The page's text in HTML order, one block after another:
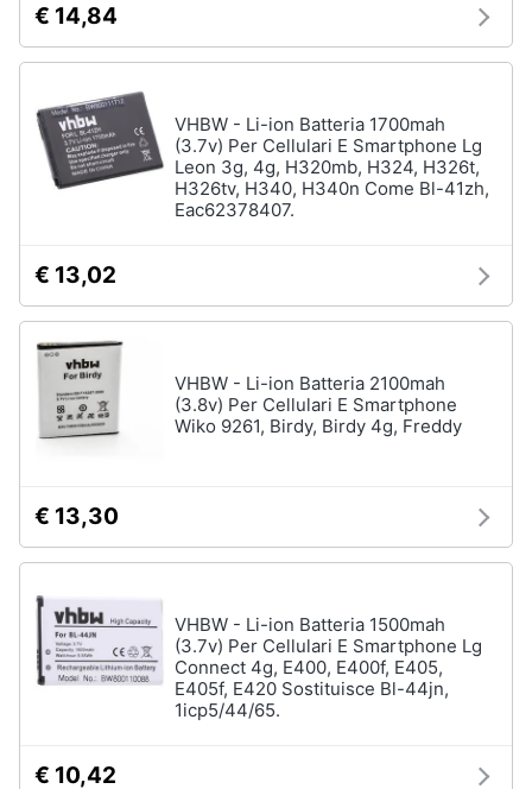
€ 14,84
VHBW - Li-ion Batteria 1700mah
(3.7v) Per Cellulari E Smartphone Lg
Leon 3g, 4g, H320mb, H324, H326t,
H326tv, H340, H340n Come Bl-41zh,
Eac62378407.
€ 13,02
VHBW - Li-ion Batteria 2100mah
(3.8v) Per Cellulari E Smartphone
Wiko 9261, Birdy, Birdy 4g, Freddy
€ 13,30
VHBW - Li-ion Batteria 1500mah
(3.7v) Per Cellulari E Smartphone Lg
Connect 4g, E400, E400f, E405,
E405f, E420 Sostituisce Bl-44jn,
1icp5/44/65.
€ 10,42